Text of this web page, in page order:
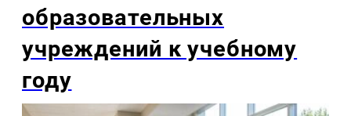
образовательных
учреждений к учебному
году